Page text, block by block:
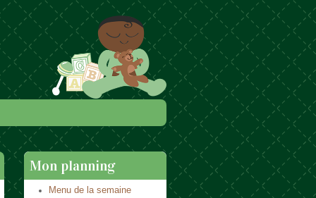
Mon planning
Menu de la semaine